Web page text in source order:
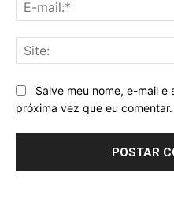
Salve meu nome, e-mail
próxima vez que eu comentar.